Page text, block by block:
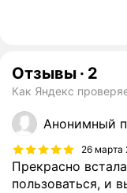
Отзывы · 2
Как Яндекс
Анонимный
26 марта
Прекрасно
пользоваться, и